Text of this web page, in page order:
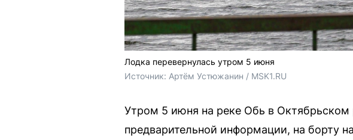
Лодка перевернулась утром 5 июня
Источник: Артём Устюжанин / MSK1.RU
Утром 5 июня на реке Обь в
предварительной информации, на борту